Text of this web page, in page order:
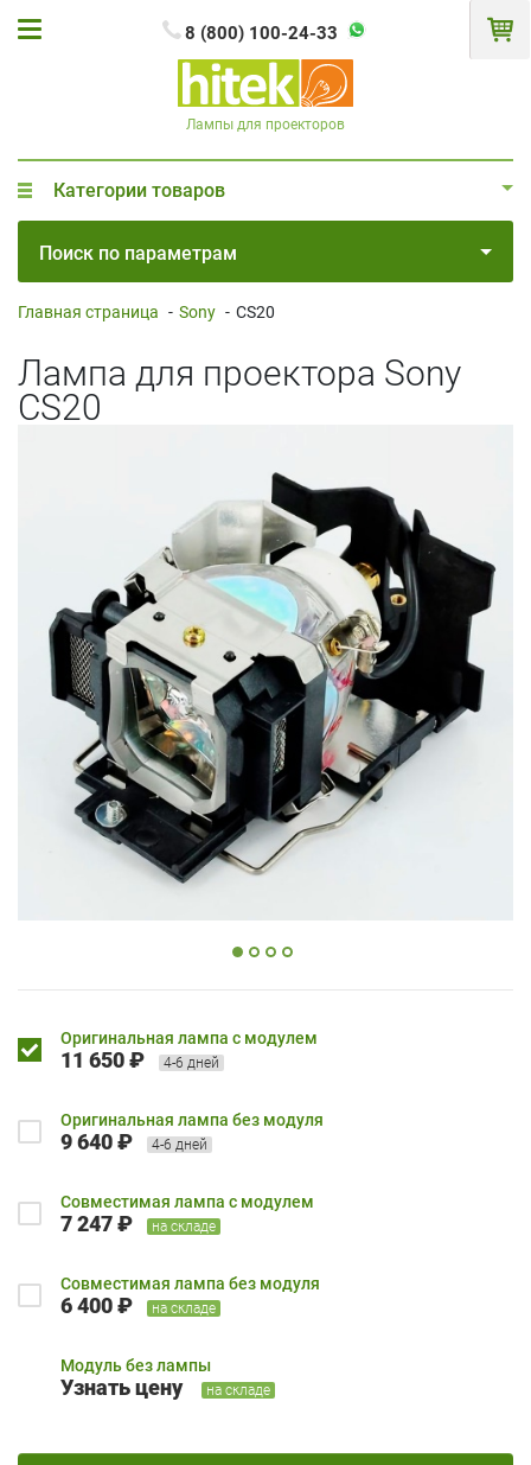
8 (800) 100-24-33
Лампы для проекторов
Категории товаров
Поиск по параметрам
Главная страница - Sony - CS20
Лампа для проектора Sony
CS20
Оригинальная лампа с модулем
11 650 ₽ 4-6 дней
Оригинальная лампа без модуля
9 640 ₽ 4-6 дней
Совместимая лампа с модулем
7 247 ₽ на складе
Совместимая лампа без модуля
6 400 ₽ на складе
Модуль без лампы
Узнать цену на складе